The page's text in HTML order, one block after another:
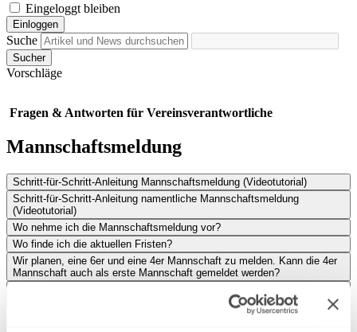
Eingeloggt bleiben
Einloggen
Suche
Sucher
Vorschläge
Fragen & Antworten für Vereinsverantwortliche
Mannschaftsmeldung
Schritt-für-Schritt-Anleitung Mannschaftsmeldung (Videotutorial)
Schritt-für-Schritt-Anleitung namentliche Mannschaftsmeldung
(Videotutorial)
Wo nehme ich die Mannschaftsmeldung vor?
Wo finde ich die aktuellen Fristen?
Wir planen, eine 6er und eine 4er Mannschaft zu melden. Kann die 4er
Mannschaft auch als erste Mannschaft gemeldet werden?
Mannschaftsmeldung im Sommer bzw. Winter maßgebend?
Wir haben bei der namentlichen Meldung einen Spieler vergessen und